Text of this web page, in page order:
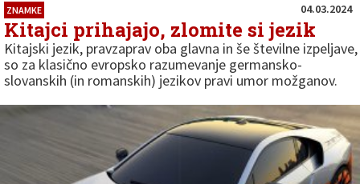
ZNAMKE 04.03.2024
Kitajci prihajajo, zlomite si jezik
Kitajski jezik, pravzaprav oba glavna in še številne izpeljave,
so za klasično evropsko razumevanje germansko-
slovanskih (in romanskih) jezikov pravi umor možganov.